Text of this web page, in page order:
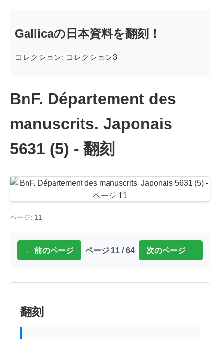
Gallicaの日本資料を翻刻！
コレクション: コレクション3
BnF. Département des
manuscrits. Japonais
5631 (5) - 翻刻
ページ: 11
← 前のページ ページ 11 / 64 次のページ →
翻刻